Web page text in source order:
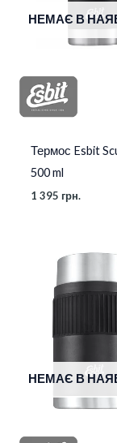
НЕМАЄ В
Термос Esbit
500 ml
1 395 грн.
НЕМАЄ В